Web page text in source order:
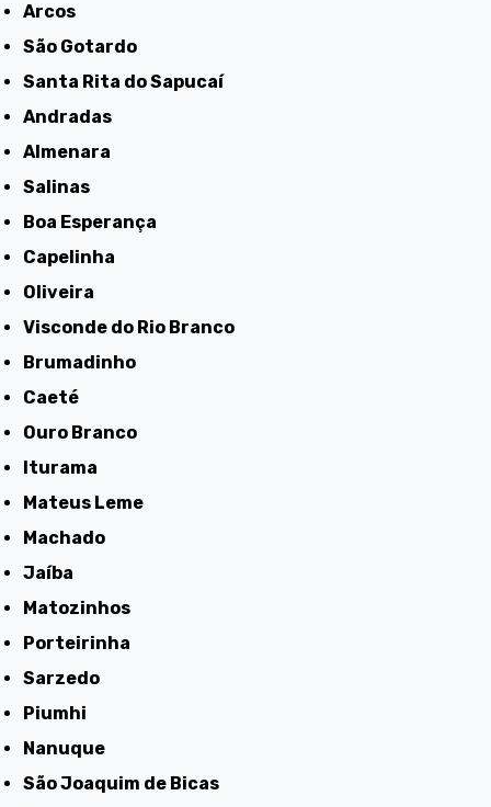
Arcos
São Gotardo
Santa Rita do Sapucaí
Andradas
Almenara
Salinas
Boa Esperança
Capelinha
Oliveira
Visconde do Rio Branco
Brumadinho
Caeté
Ouro Branco
Iturama
Mateus Leme
Machado
Jaíba
Matozinhos
Porteirinha
Sarzedo
Piumhi
Nanuque
São Joaquim de Bicas